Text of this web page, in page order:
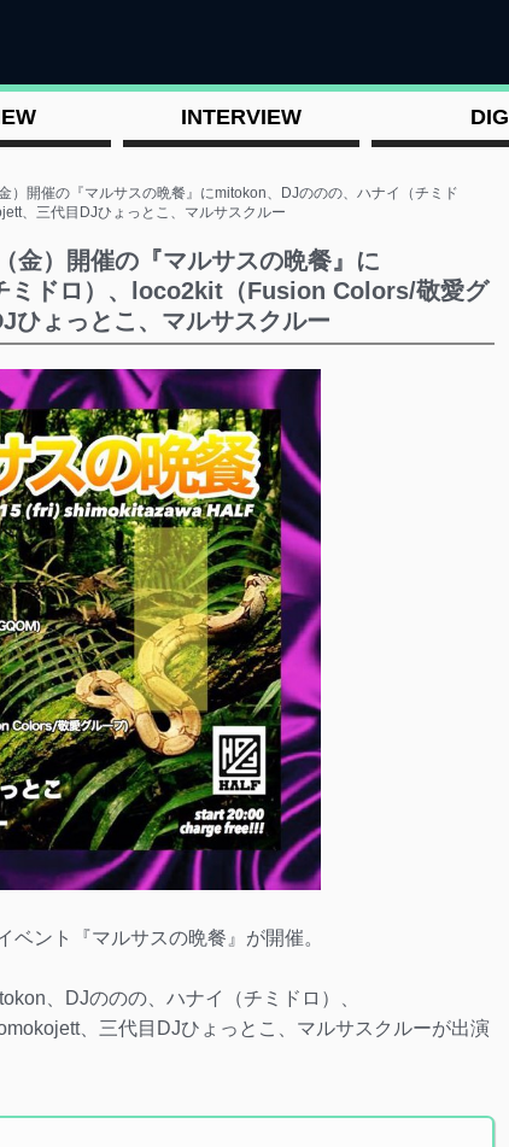
INTERVIEW DIG
）開催の『マルサスの晩餐』にmitokon、DJののの、ハナイ（チミド
、三代目DJひょっとこ、マルサスクルー
金）開催の『マルサスの晩餐』に
ミドロ）、loco2kit（Fusion Colors/敬愛グ
ょっとこ、マルサスクルー
ント『マルサスの晩餐』が開催。
、DJののの、ハナイ（チミドロ）、
、三代目DJひょっとこ、マルサスクルーが出演